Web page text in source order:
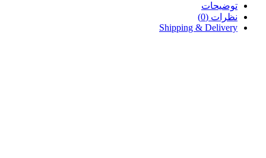
توضیحات
نظرات (0)
Shipping & Delivery